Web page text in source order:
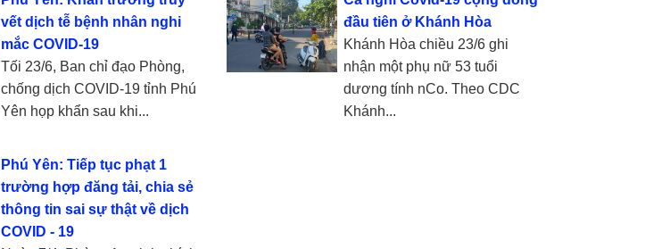
vết dịch tễ bệnh nhân nghi
mắc COVID-19
Tối 23/6, Ban chỉ đạo Phòng,
chống dịch COVID-19 tỉnh Phú
Yên họp khẩn sau khi...
đầu tiên ở Khánh Hòa
Khánh Hòa chiều 23/6 ghi
nhận một phụ nữ 53 tuổi
dương tính nCo. Theo CDC
Khánh...
Phú Yên: Tiếp tục phạt 1
trường hợp đăng tải, chia sẻ
thông tin sai sự thật về dịch
COVID - 19